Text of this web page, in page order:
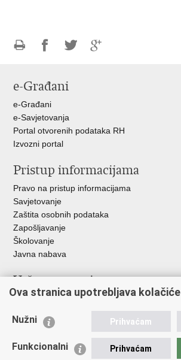
FacebookuTwitteru
e-Građani
e-Građani
e-Savjetovanja
Portal otvorenih podataka RH
Izvozni portal
Pristup informacijama
Pravo na pristup informacijama
Savjetovanje
Zaštita osobnih podataka
Zapošljavanje
Školovanje
Javna nabava
Važne poveznice
Ministarstvo unutarnjih poslova
Udruge
Policijska akademija
Ova stranica upotrebljava kolačiće
Nužni Prihvaćam
Funkcionalni Prihvaćam